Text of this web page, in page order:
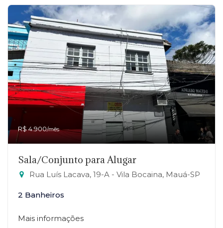
R$ 4.900/mês
Sala/Conjunto para Alugar
Rua Luís Lacava, 19-A - Vila Bocaina, Mauá-SP
2 Banheiros
Mais informações